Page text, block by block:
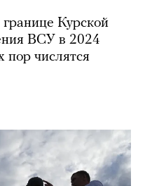
Курской
ВСУ в 2024
пор числятся